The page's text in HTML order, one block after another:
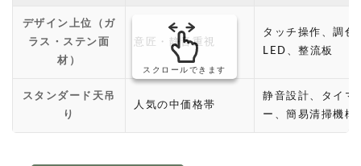
デザイン上位（ガ
ラス・ステン面
材）
意匠・静音重視
タッチ操作、調色
LED、整流板
スタンダード天吊
り
人気の中価格帯
静音設計、タイマ
ー、簡易清掃機構
スクロールできます